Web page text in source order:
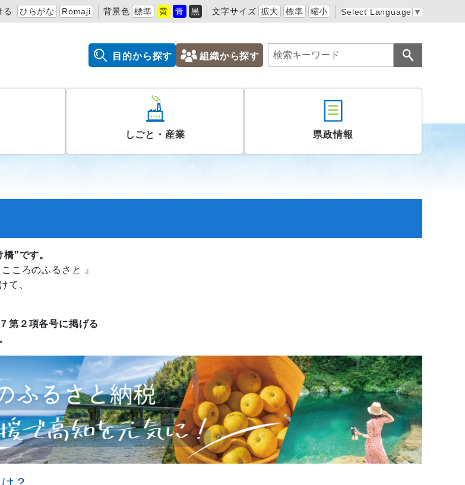
る ひらがな Romaji 背景色 標準 黄 青 黒 文字サイズ 拡大 標準 縮小 Select Language ▼
目的から探す 組織から探す
しごと・産業 県政情報
"です。
ころのふるさと 』
て、
第２項各号に掲げる
？